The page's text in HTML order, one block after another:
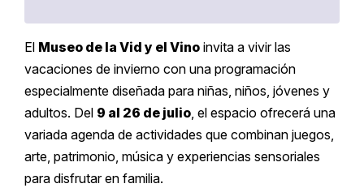
El Museo de la Vid y el Vino invita a vivir las
vacaciones de invierno con una programación
especialmente diseñada para niñas, niños, jóvenes y
adultos. Del 9 al 26 de julio, el espacio ofrecerá una
variada agenda de actividades que combinan juegos,
arte, patrimonio, música y experiencias sensoriales
para disfrutar en familia.